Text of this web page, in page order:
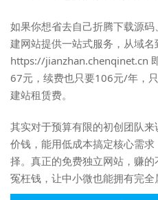
如果你想省去自己折腾下载源码
建网站提供一站式服务，从域
https://jianzhan.chenqinet.cn
67元，续费也只要106元/年，
建站租赁费。
其实对于预算有限的初创团队
价钱，能用低成本搞定核心需
择。真正的免费独立网站，赚
冤枉钱，让中小微也能拥有完全